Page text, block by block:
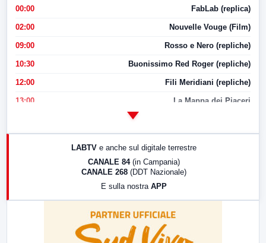
00:00 FabLab (replica)
02:00 Nouvelle Vouge (Film)
09:00 Rosso e Nero (repliche)
10:30 Buonissimo Red Roger (repliche)
12:00 Fili Meridiani (repliche)
13:00 La Mappa dei Piaceri
17:00 LabNews (replica)
LABTV e anche sul digitale terrestre
CANALE 84 (in Campania)
CANALE 268 (DDT Nazionale)
E sulla nostra APP